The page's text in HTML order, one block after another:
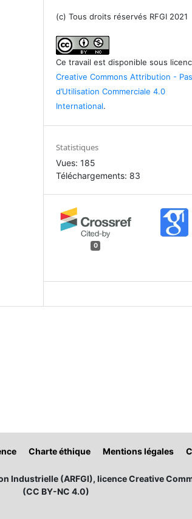
(c) Tous droits réservés RFGI 2021
Ce travail est disponible sous
Creative Commons Attribution - Pas
d’Utilisation Commerciale 4.0
International.
Statistiques
Vues: 185
Téléchargements: 83
0
Charte éthique Mentions légales
Industrielle (ARFGI), licence Creative
(CC BY-NC 4.0)